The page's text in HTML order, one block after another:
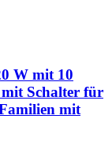
5V/
W mit 10
Schalter für
mit